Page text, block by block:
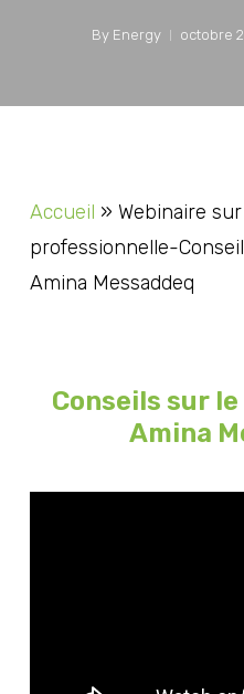
By Energy octobre
Accueil » Webinaire
professionnelle-
Amina Messaddeq
Conseils sur
Amina